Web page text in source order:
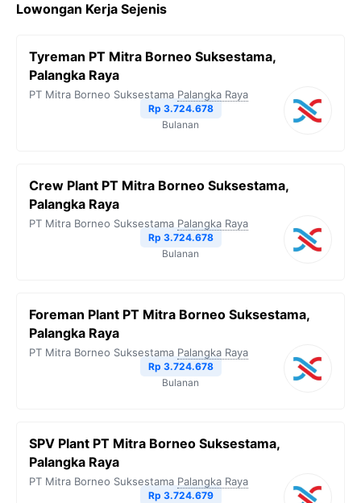
Lowongan Kerja Sejenis
Tyreman PT Mitra Borneo Suksestama,
Palangka Raya
PT Mitra Borneo Suksestama Palangka Raya
Rp 3.724.678
Bulanan
Crew Plant PT Mitra Borneo Suksestama,
Palangka Raya
PT Mitra Borneo Suksestama Palangka Raya
Rp 3.724.678
Bulanan
Foreman Plant PT Mitra Borneo Suksestama,
Palangka Raya
PT Mitra Borneo Suksestama Palangka Raya
Rp 3.724.678
Bulanan
SPV Plant PT Mitra Borneo Suksestama,
Palangka Raya
PT Mitra Borneo Suksestama Palangka Raya
Rp 3.724.679